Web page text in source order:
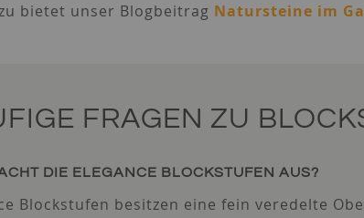
bietet unser Blogbeitrag Natursteine im
FRAGEN ZU
DIE ELEGANCE BLOCKSTUFEN AUS?
Blockstufen besitzen eine fein veredelte